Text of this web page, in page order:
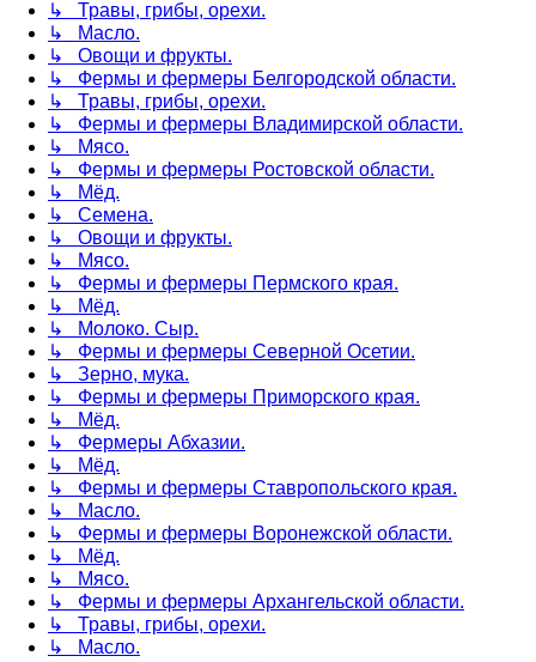
↳ Травы, грибы, орехи.
↳ Масло.
↳ Овощи и фрукты.
↳ Фермы и фермеры Белгородской области.
↳ Травы, грибы, орехи.
↳ Фермы и фермеры Владимирской области.
↳ Мясо.
↳ Фермы и фермеры Ростовской области.
↳ Мёд.
↳ Семена.
↳ Овощи и фрукты.
↳ Мясо.
↳ Фермы и фермеры Пермского края.
↳ Мёд.
↳ Молоко. Сыр.
↳ Фермы и фермеры Северной Осетии.
↳ Зерно, мука.
↳ Фермы и фермеры Приморского края.
↳ Мёд.
↳ Фермеры Абхазии.
↳ Мёд.
↳ Фермы и фермеры Ставропольского края.
↳ Масло.
↳ Фермы и фермеры Воронежской области.
↳ Мёд.
↳ Мясо.
↳ Фермы и фермеры Архангельской области.
↳ Травы, грибы, орехи.
↳ Масло.